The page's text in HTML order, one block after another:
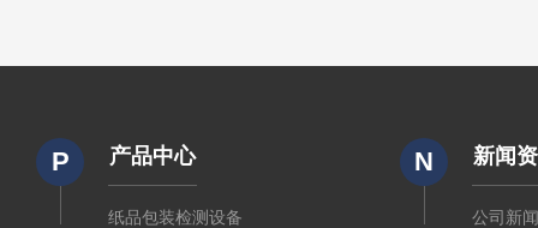
P 产品中心
纸品包装检测设备
N 新闻
公司新